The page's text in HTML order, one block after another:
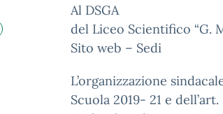
Al DSGA
del Liceo Scientifico “G.
Sito web – Sedi
L’organizzazione
Scuola 2019- 21 e